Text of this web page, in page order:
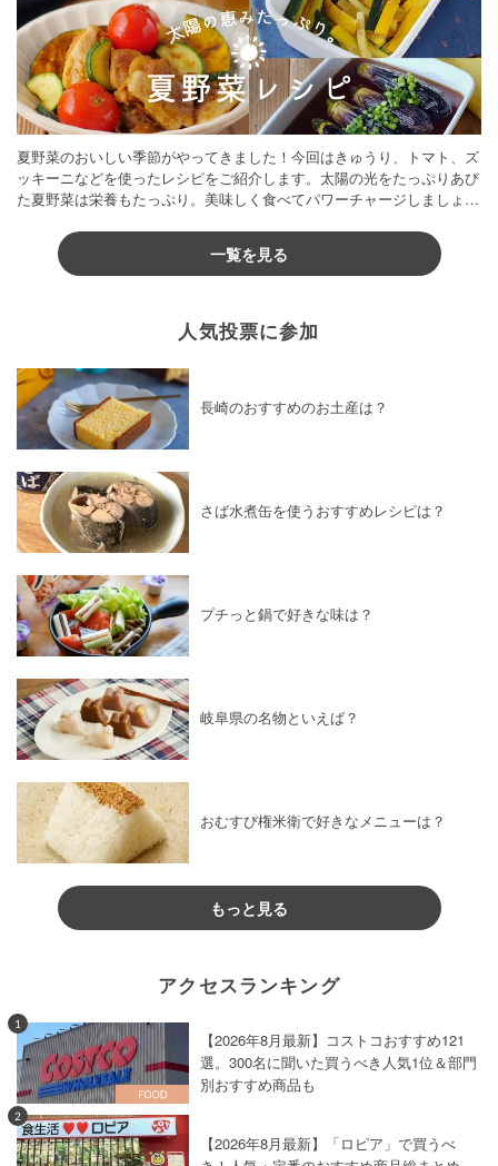
夏野菜のおいしい季節がやってきました！今回はきゅうり、トマト、ズ
ッキーニなどを使ったレシピをご紹介します。太陽の光をたっぷりあび
た夏野菜は栄養もたっぷり。美味しく食べてパワーチャージしましょう
一覧を見る
人気投票に参加
長崎のおすすめのお土産は？
さば水煮缶を使うおすすめレシピは？
プチっと鍋で好きな味は？
岐阜県の名物といえば？
おむすび権米衛で好きなメニューは？
もっと見る
アクセスランキング
1
【2026年8月最新】コストコおすすめ121
選。300名に聞いた買うべき人気1位＆部門
別おすすめ商品も
2
【2026年8月最新】「ロピア」で買うべ